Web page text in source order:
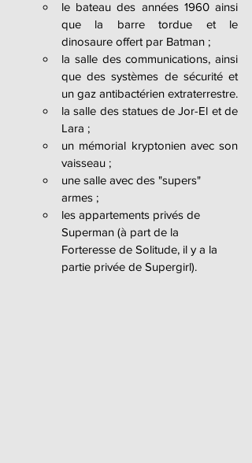
le bateau des années 1960 ainsi
que la barre tordue et le
dinosaure offert par Batman ;
la salle des communications, ainsi
que des systèmes de sécurité et
un gaz antibactérien extraterrestre.
la salle des statues de Jor-El et de
Lara ;
un mémorial kryptonien avec son
vaisseau ;
une salle avec des "supers"
armes ;
les appartements privés de
Superman (à part de la
Forteresse de Solitude, il y a la
partie privée de Supergirl).